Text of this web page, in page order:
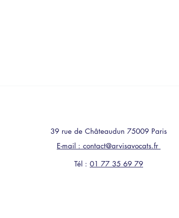
39 rue de Châteaudun 75009 Paris
E-mail : contact@arvisavocats.fr
Tél : 01 77 35 69 79